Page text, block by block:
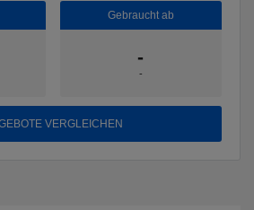
Gebraucht ab
-
-
VERGLEICHEN